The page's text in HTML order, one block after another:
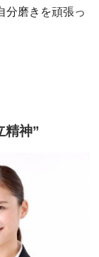
分磨きを頑張っ
精神”